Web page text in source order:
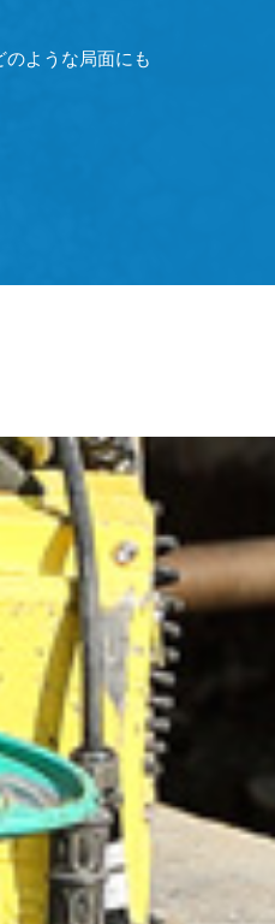
ような局面にも